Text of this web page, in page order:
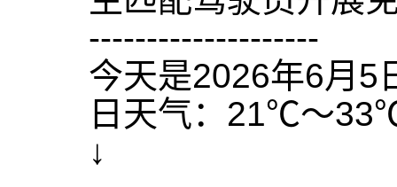
--------------------
今天是2026年6月5
日天气：21℃～
↓